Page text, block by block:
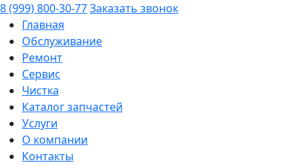
8 (999) 800-30-77Заказать звонок
Главная
Обслуживание
Ремонт
Сервис
Чистка
Каталог запчастей
Услуги
О компании
Контакты